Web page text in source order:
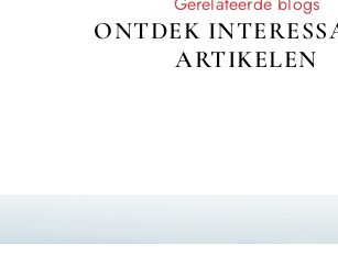
ONTDEK
ARTIKELEN